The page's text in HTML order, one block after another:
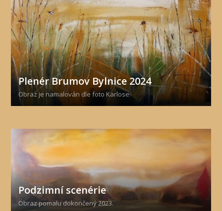
Plenér Brumov Bylnice 2024
Obraz je namalován dle foto Karlose
Podzimní scenérie
Obraz pomalu dokončený 2023.